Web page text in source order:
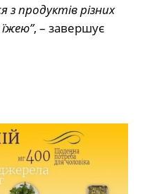
продуктів різних
, – завершує